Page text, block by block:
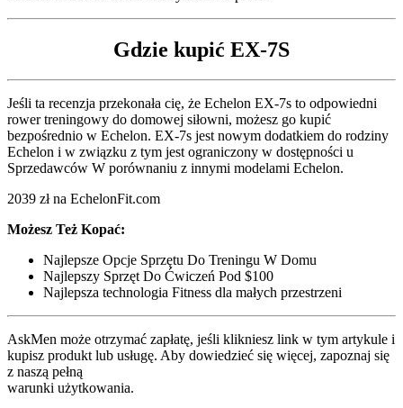
Gdzie kupić EX-7S
Jeśli ta recenzja przekonała cię, że Echelon EX-7s to odpowiedni
rower treningowy do domowej siłowni, możesz go kupić
bezpośrednio w Echelon. EX-7s jest nowym dodatkiem do rodziny
Echelon i w związku z tym jest ograniczony w dostępności u
Sprzedawców W porównaniu z innymi modelami Echelon.
2039 zł na EchelonFit.com
Możesz Też Kopać:
Najlepsze Opcje Sprzętu Do Treningu W Domu
Najlepszy Sprzęt Do Ćwiczeń Pod $100
Najlepsza technologia Fitness dla małych przestrzeni
AskMen może otrzymać zapłatę, jeśli klikniesz link w tym artykule i
kupisz produkt lub usługę. Aby dowiedzieć się więcej, zapoznaj się
z naszą pełną
warunki użytkowania.